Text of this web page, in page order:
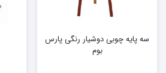
سه پایه چوبی دوشیار رنگی پارس
بوم